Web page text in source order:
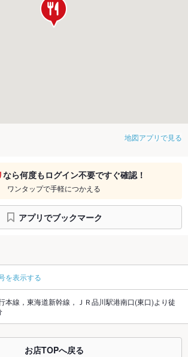
地図アプリで見る
なら何度もログイン不要ですぐ確認！
ワンタップで手軽につかえる
アプリでブックマーク
を表示する
本線，東海道新幹線，ＪＲ品川駅港南口(東口)より徒
お店TOPへ戻る